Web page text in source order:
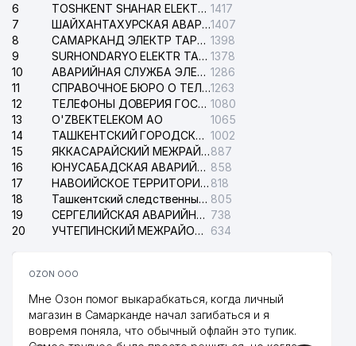
6
TOSHKENT SHAHAR ELEKTR TARMOQLARI KORXONASI АО 1417
7
ШАЙХАНТАХУРСКАЯ АВАРИЙНАЯ СЛУЖБА ЭЛЕКТРОСЕТИ1407
8
САМАРКАНД ЭЛЕКТР ТАРМОКЛАРИ АО 1398
9
SURHONDARYO ELEKTR TARMOKLARI АО 1378
10
АВАРИЙНАЯ СЛУЖБА ЭЛЕКТРОСЕТИ ТАШКЕНТСКОГО РАЙОНА 1286
11
СПРАВОЧНОЕ БЮРО О ТЕЛЕФОНАХ ОРГАНИЗАЦИЙ г. ТАШКЕНТА1263
12
ТЕЛЕФОНЫ ДОВЕРИЯ ГОСУДАРСТВЕННОГО ЦЕНТРА ТЕСТИРОВАНИЯ 1080
13
O'ZBEKTELEKOM АО
1065
14
ТАШКЕНТСКИЙ ГОРОДСКОЙ СУД ПО ГРАЖДАНСКИМ ДЕЛАМ 1002
15
ЯККАСАРАЙСКИЙ МЕЖРАЙОННЫЙ СУД ПО ГРАЖДАНСКИМ ДЕЛАМ887
16
ЮНУСАБАДСКАЯ АВАРИЙНАЯ СЛУЖБА ЭЛЕКТРОСЕТИ 858
17
НАВОИЙСКОЕ ТЕРРИТОРИАЛЬНОЕ ПРЕДПРИЯТИЕ ЭЛЕКТРОСЕТИ АО 818
18
Ташкентский следственный изолятор 805
19
СЕРГЕЛИЙСКАЯ АВАРИЙНАЯ СЛУЖБА ЭЛЕКТРОСЕТИ 738
20
УЧТЕПИНСКИЙ МЕЖРАЙОННЫЙ СУД ПО ГРАЖДАНСКИМ ДЕЛАМ 634
OZON ООО
Мне Озон помог выкарабкаться, когда личный
магазин в Самарканде начал загибаться и я
вовремя поняла, что обычный офлайн это тупик.